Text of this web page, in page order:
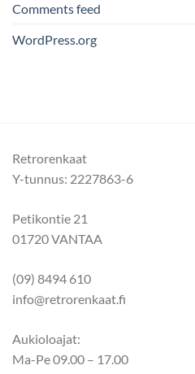
Comments feed
WordPress.org
Retrorenkaat
Y-tunnus: 2227863-6
Petikontie 21
01720 VANTAA
(09) 8494 610
info@retrorenkaat.fi
Aukioloajat:
Ma-Pe 09.00 – 17.00